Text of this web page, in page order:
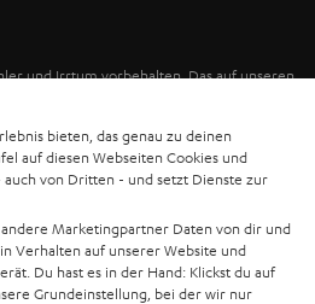
und Irrtum vorbehalten. Das auf unseren
im Lieferumfang enthalten. Etwaige
- All rights reserved.
Daten-Einstellungen
EU Data Act
bieten, das genau zu deinen
auf diesen Webseiten Cookies und
von Dritten - und setzt Dienste zur
Marketingpartner Daten von dir und
Verhalten auf unserer Website und
Du hast es in der Hand: Klickst du auf
Grundeinstellung, bei der wir nur